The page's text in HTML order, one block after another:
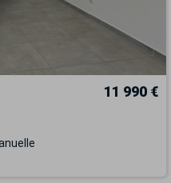
11 990 €